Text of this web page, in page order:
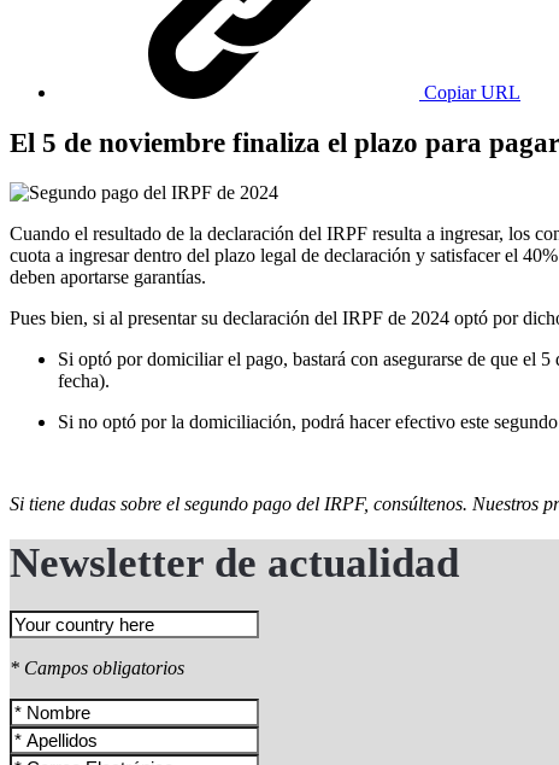
Copiar URL
​​​​​​​El 5 de noviembre finaliza el plazo para
Cuando el resultado de la declaración del IRPF resulta a ingresar, los
cuota a ingresar dentro del plazo legal de declaración y satisfacer el
deben aportarse garantías.
Pues bien, si al presentar su declaración del IRPF de 2024 optó por
Si optó por domiciliar el pago, bastará con asegurarse de que el
fecha).
Si no optó por la domiciliación, podrá hacer efectivo este
Si tiene dudas sobre el segundo pago del IRPF, consúltenos.
Newsletter de actualidad
* Campos obligatorios